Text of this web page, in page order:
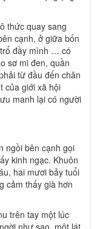
thức quay sang
cạnh, ở giữa bốn
đầy mình … có
sơ mi đen, quần
từ đầu đến chân
của giới xã hội
manh lại có người
ngồi bên cạnh gọi
kinh ngạc. Khuôn
hai mươi bảy tuổi
cảm thấy già hơn
trên tay một lúc